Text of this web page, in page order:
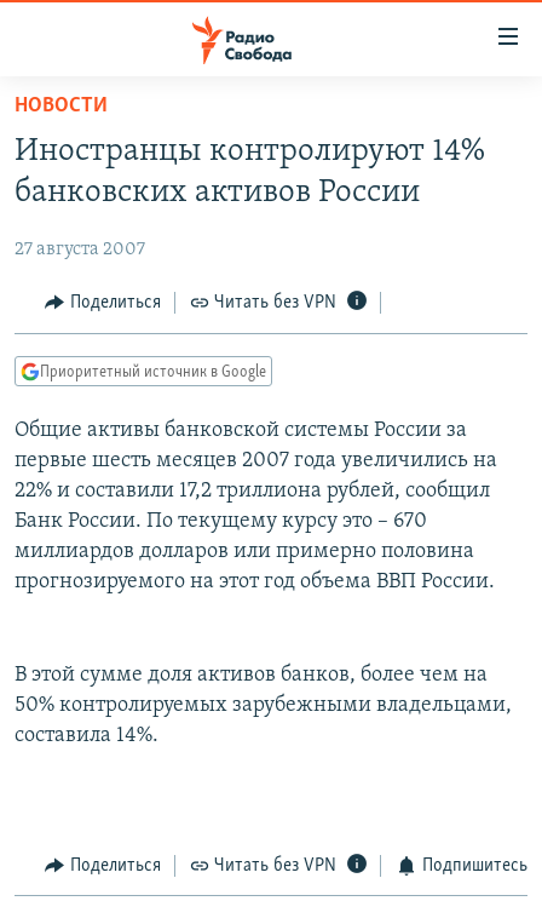
упрощенного
доступа
Вернуться
основному
Вернутся
главной
навигации
Вернутся
поиску
ПОДКАСТЫ
ЦИТАТЫ СВОБОДЫ
МНЕНИЯ
IDEL.РЕАЛИИ
КАВКАЗ.РЕАЛИИ
СЕВЕР.РЕАЛИИ
СИБИРЬ.РЕАЛИИ
РАСПИСАНИЕ ВЕЩАНИЯ
СОЦИАЛЬНЫЕ СЕТИ
НОВОСТИ
Иностранцы контролируют 14%
банковских активов России
27 августа 2007
Поделиться Читать без VPN
Приоритетный источник в Google
Общие активы банковской системы России за
первые шесть месяцев 2007 года увеличились на
22% и составили 17,2 триллиона рублей, сообщил
Банк России. По текущему курсу это – 670
миллиардов долларов или примерно половина
прогнозируемого на этот год объема ВВП России.
В этой сумме доля активов банков, более чем на
50% контролируемых зарубежными владельцами,
составила 14%.
Поделиться Читать без VPN Подпишитесь